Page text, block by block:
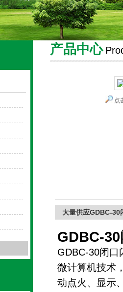
产品中心
点
大量供应GDBC-30
GDBC-
GDBC-30闭口
微计算机技术
动点火、显示